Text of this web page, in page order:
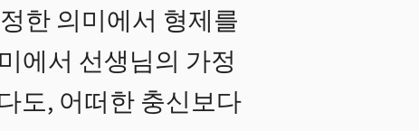
한 의미에서 형제를
에서 선생님의 가정
도, 어떠한 충신보다